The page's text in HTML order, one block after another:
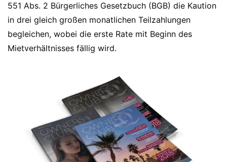
551 Abs. 2 Bürgerliches Gesetzbuch (BGB) die Kaution
in drei gleich großen monatlichen Teilzahlungen
begleichen, wobei die erste Rate mit Beginn des
Mietverhältnisses fällig wird.